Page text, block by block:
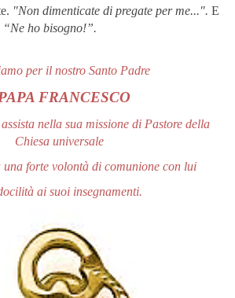
"Non dimenticate di pregate per me...". E
“Ne ho bisogno!”.
per il nostro Santo Padre
FRANCESCO
nella sua missione di Pastore della
Chiesa universale
una forte volontà di comunione con lui
ai suoi insegnamenti.